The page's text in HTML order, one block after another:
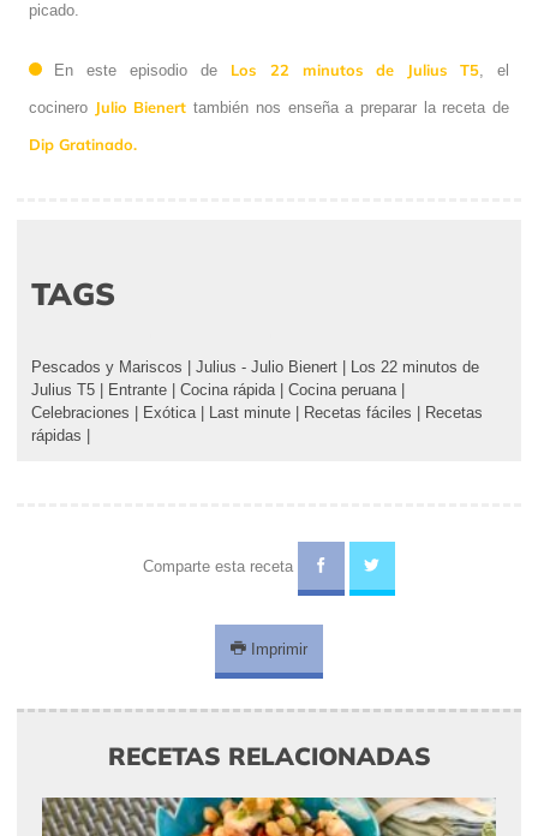
picado.
En este episodio de Los 22 minutos de Julius T5, el
cocinero Julio Bienert también nos enseña a preparar la receta de
Dip Gratinado.
TAGS
Pescados y Mariscos | Julius - Julio Bienert | Los 22 minutos de
Julius T5 | Entrante | Cocina rápida | Cocina peruana |
Celebraciones | Exótica | Last minute | Recetas fáciles | Recetas
rápidas |
Comparte esta receta
Imprimir
RECETAS RELACIONADAS